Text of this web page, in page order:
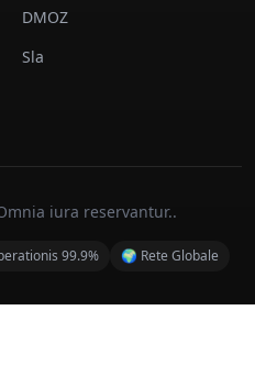
DMOZ
Sla
iura reservantur..
99.9% 🌍 Rete Globale